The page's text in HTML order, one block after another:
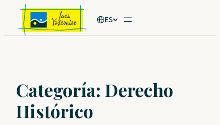
Saltar
contenido
ES
Categoría: Derecho
Histórico